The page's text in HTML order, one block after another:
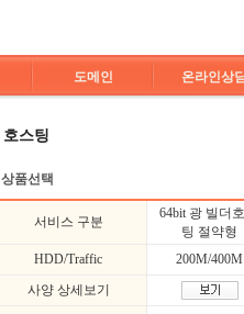
도메인 온라인상
호스팅
상품선택
서비스 구분
64bit 광 빌더
팅 절약형
HDD/Traffic
200M/400M
사양 상세보기